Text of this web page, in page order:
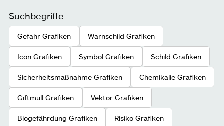
Suchbegriffe
Gefahr Grafiken Warnschild Grafiken
Icon Grafiken Symbol Grafiken Schild Grafiken
Sicherheitsmaßnahme Grafiken Chemikalie Grafiken
Giftmüll Grafiken Vektor Grafiken
Biogefährdung Grafiken Risiko Grafiken